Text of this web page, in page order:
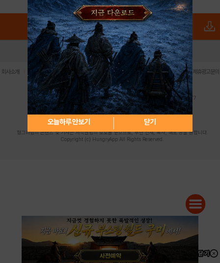
오늘하루 안보기 닫기
로그인 PC버전 전체앱
회사소개 이용약관 | 개인정보 처리방침 | 청소년 보호정책 | 불법촬영물 신고센터 | 제휴광고문의
사업자등록번호:119-86-61101 (주)스마트나우 대표이사:송현두
주소: 서울시 금천구 가산디지털1로 171 연락처:063-284-8635 팩스:02-6265-0377
청소년보호책임자:김동욱desk@hungryapp.co.kr
등록번호:서울아02322 | 등록일자:2016년4월25일
발행인:(주)스마트나우 송현두 | 편집인:김동욱
헝그리앱의 콘텐츠 및 기사는 저작권법의 보호를 받으므로, 무단 전재, 복사, 배포 등을 금합니다.
Copyright (c) HungryApp All Rights Reserved.